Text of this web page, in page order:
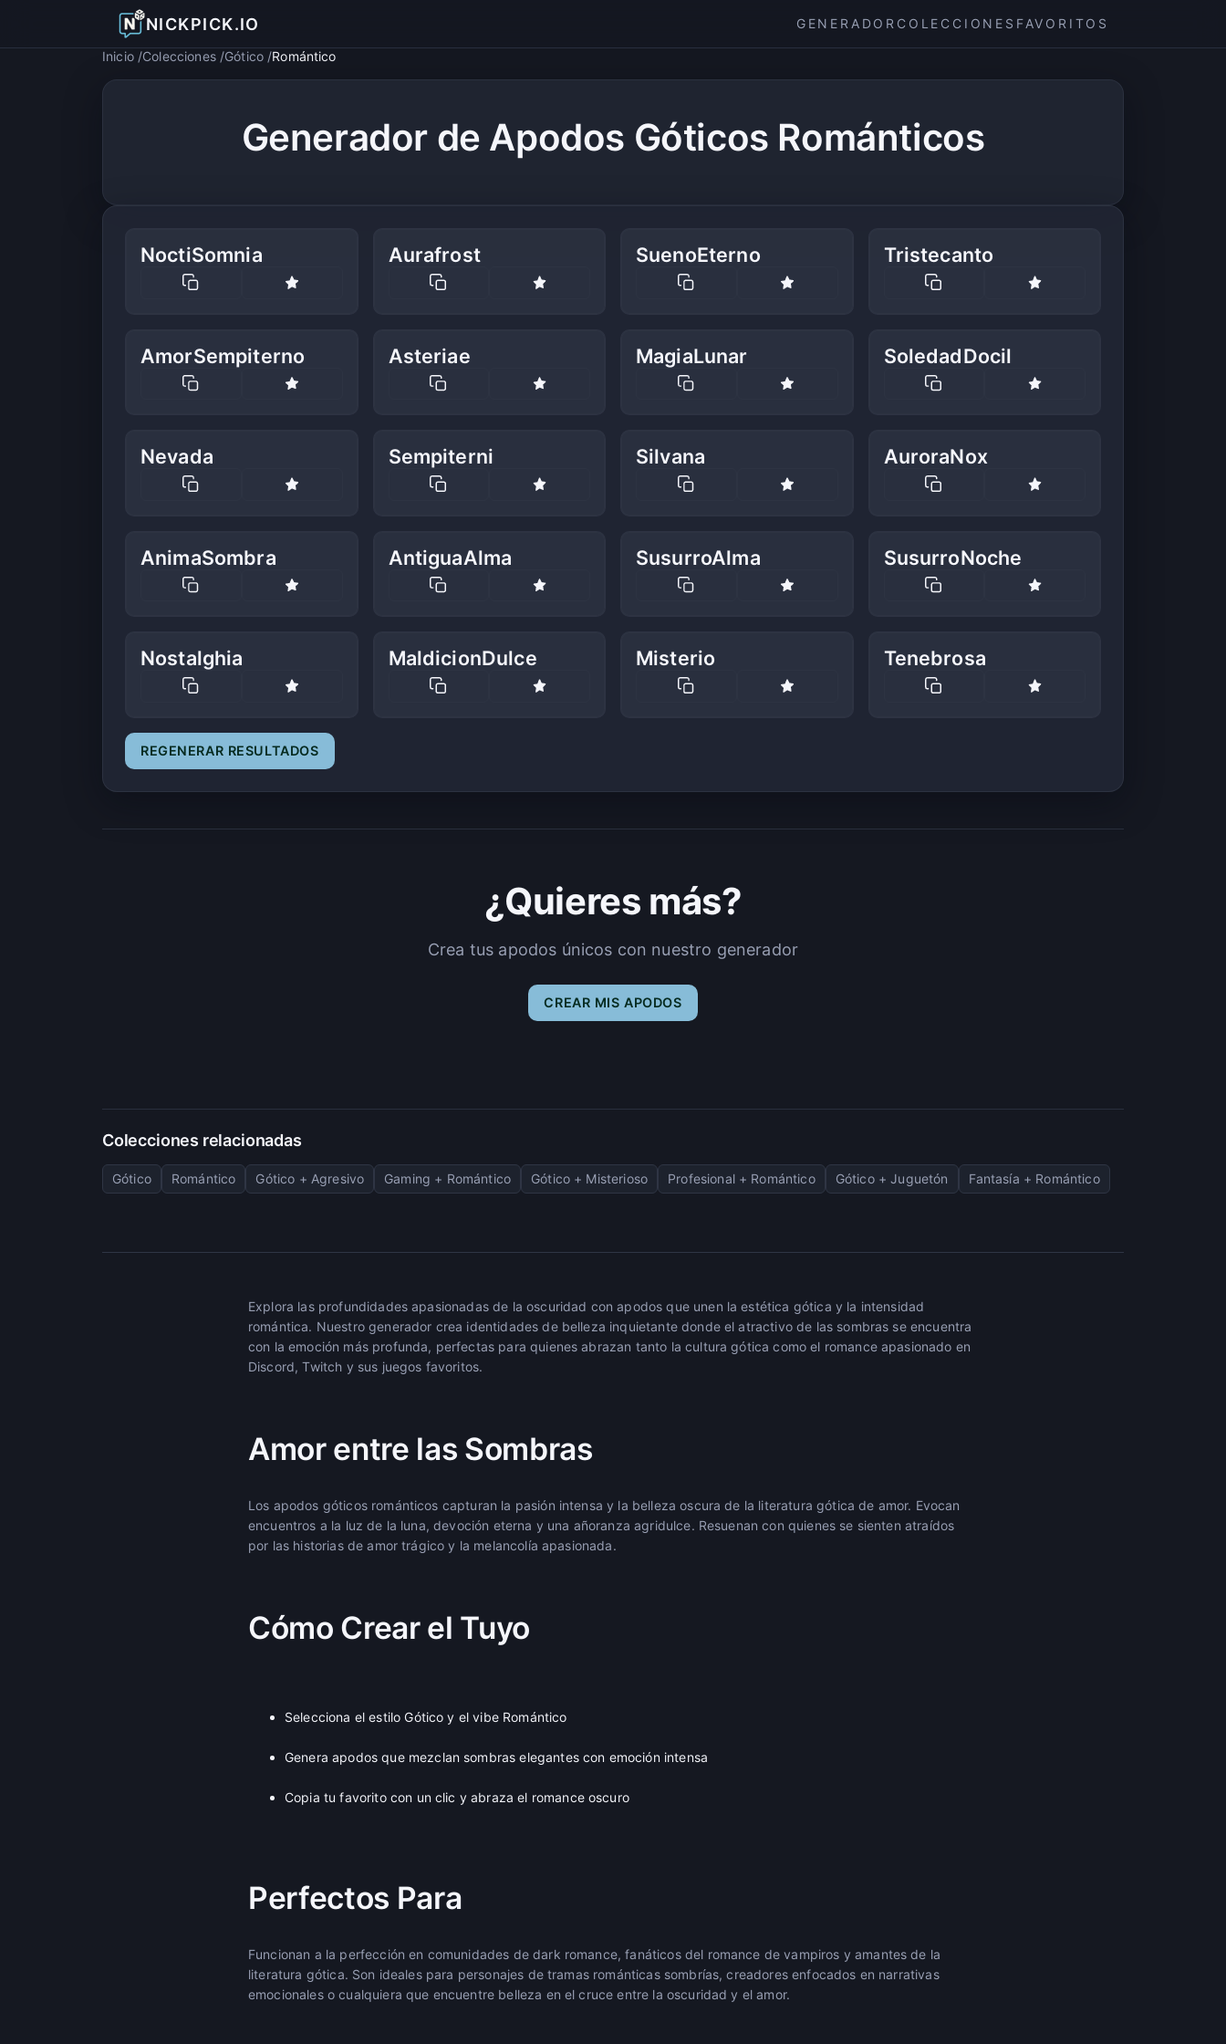
NICKPICK.IO GENERADOR COLECCIONES FAVORITOS
Inicio Colecciones Gótico Romántico
Generador de Apodos Góticos Románticos
NoctiSomnia Aurafrost SuenoEterno Tristecanto
AmorSempiterno Asteriae MagiaLunar SoledadDocil
Nevada Sempiterni Silvana AuroraNox
AnimaSombra AntiguaAlma SusurroAlma SusurroNoche
Nostalghia MaldicionDulce Misterio Tenebrosa
REGENERAR RESULTADOS
¿Quieres más?
Crea tus apodos únicos con nuestro generador
CREAR MIS APODOS
Colecciones relacionadas
Gótico Romántico Gótico + Agresivo Gaming + Romántico Gótico + Misterioso Profesional + Romántico Gótico + Juguetón Fantasía + Romántico
Explora las profundidades apasionadas de la oscuridad con apodos que unen la estética gótica y la intensidad
romántica. Nuestro generador crea identidades de belleza inquietante donde el atractivo de las sombras se encuentra
con la emoción más profunda, perfectas para quienes abrazan tanto la cultura gótica como el romance apasionado en
Discord, Twitch y sus juegos favoritos.
Amor entre las Sombras
Los apodos góticos románticos capturan la pasión intensa y la belleza oscura de la literatura gótica de amor. Evocan
encuentros a la luz de la luna, devoción eterna y una añoranza agridulce. Resuenan con quienes se sienten atraídos
por las historias de amor trágico y la melancolía apasionada.
Cómo Crear el Tuyo
Selecciona el estilo Gótico y el vibe Romántico
Genera apodos que mezclan sombras elegantes con emoción intensa
Copia tu favorito con un clic y abraza el romance oscuro
Perfectos Para
Funcionan a la perfección en comunidades de dark romance, fanáticos del romance de vampiros y amantes de la
literatura gótica. Son ideales para personajes de tramas románticas sombrías, creadores enfocados en narrativas
emocionales o cualquiera que encuentre belleza en el cruce entre la oscuridad y el amor.